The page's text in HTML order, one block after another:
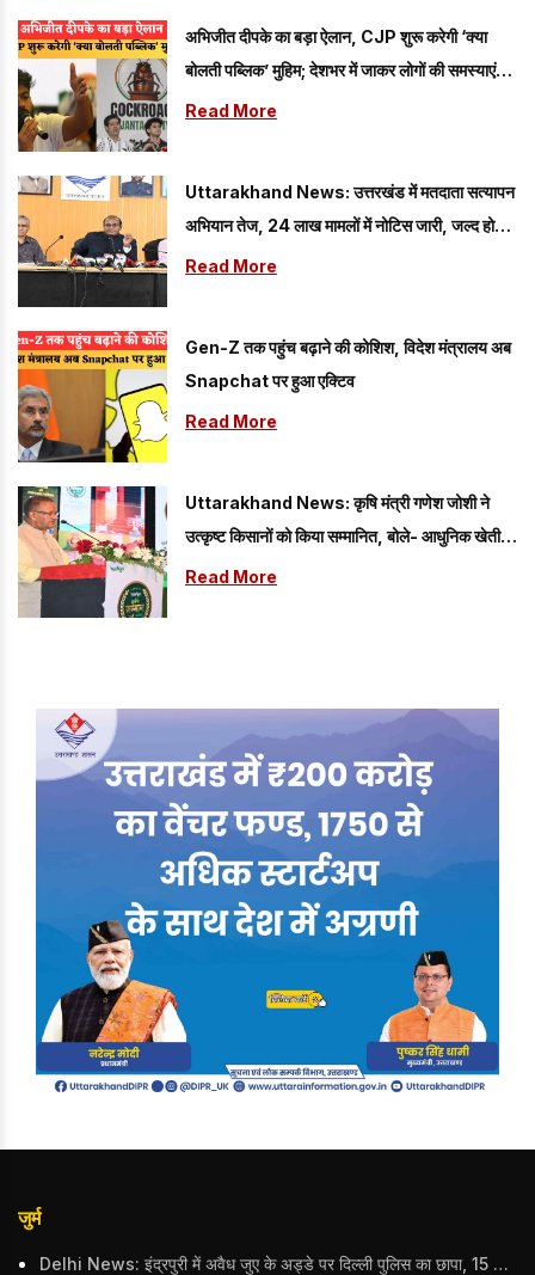
अभिजीत दीपके का बड़ा ऐलान, CJP शुरू करेगी ‘क्या
बोलती पब्लिक’ मुहिम; देशभर में जाकर लोगों की समस्याएं
जानेगी पार्टी
Read More
Uttarakhand News: उत्तरखंड में मतदाता सत्यापन
अभियान तेज, 24 लाख मामलों में नोटिस जारी, जल्द होगी
सुनवाई पूरी
Read More
Gen-Z तक पहुंच बढ़ाने की कोशिश, विदेश मंत्रालय अब
Snapchat पर हुआ एक्टिव
Read More
Uttarakhand News: कृषि मंत्री गणेश जोशी ने
उत्कृष्ट किसानों को किया सम्मानित, बोले- आधुनिक खेती से
आत्मनिर्भर बन रहे हैं किसान
Read More
जुर्म
Delhi News: इंद्रपुरी में अवैध जुए के अड्डे पर दिल्ली पुलिस का छापा, 15 जुआरियों को पकड़ा; ₹3.61 लाख नकद और अन्य सामान बरामद